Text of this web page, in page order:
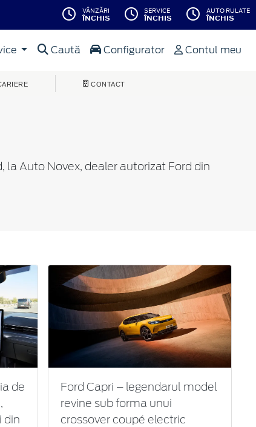
VÂNZĂRI
ÎNCHIS
SERVICE
ÎNCHIS
AUTO RULATE
ÎNCHIS
Caută Configurator Contul meu
CONTACT
Auto Novex, dealer autorizat Ford din
de
din
Ford Capri – legendarul model
revine sub forma unui
crossover coupé electric